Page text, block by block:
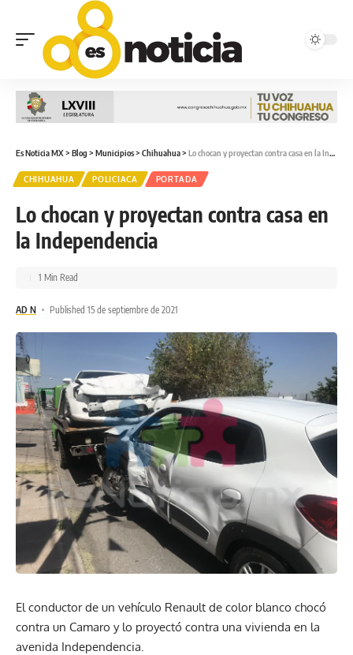
Es Noticia MX> Blog > Municipios> Chihuahua> Lo chocan y proyectan contra casa en la Independencia
CHIHUAHUA POLICIACA PORTADA
Lo chocan y proyectan contra casa en
la Independencia
AD N Published 15 de septiembre de 2021
1 Min Read
El conductor de un vehículo Renault de color blanco chocó
contra un Camaro y lo proyectó contra una vivienda en la
avenida Independencia.